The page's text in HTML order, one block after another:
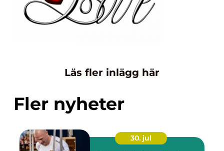
Läs fler inlägg här
Fler nyheter
30. jul